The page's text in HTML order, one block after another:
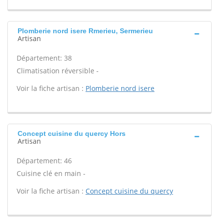
Plomberie nord isere Rmerieu, Sermerieu
Artisan
Département: 38
Climatisation réversible -
Voir la fiche artisan : Plomberie nord isere
Concept cuisine du quercy Hors
Artisan
Département: 46
Cuisine clé en main -
Voir la fiche artisan : Concept cuisine du quercy